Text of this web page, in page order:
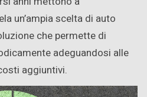
un’ampia scelta di auto
che permette di
adeguandosi alle
aggiuntivi.